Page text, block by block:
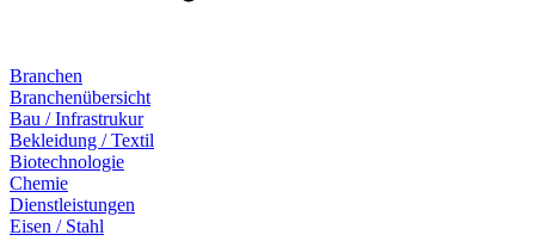
Branchen
Branchenübersicht
Bau / Infrastrukur
Bekleidung / Textil
Biotechnologie
Chemie
Dienstleistungen
Eisen / Stahl